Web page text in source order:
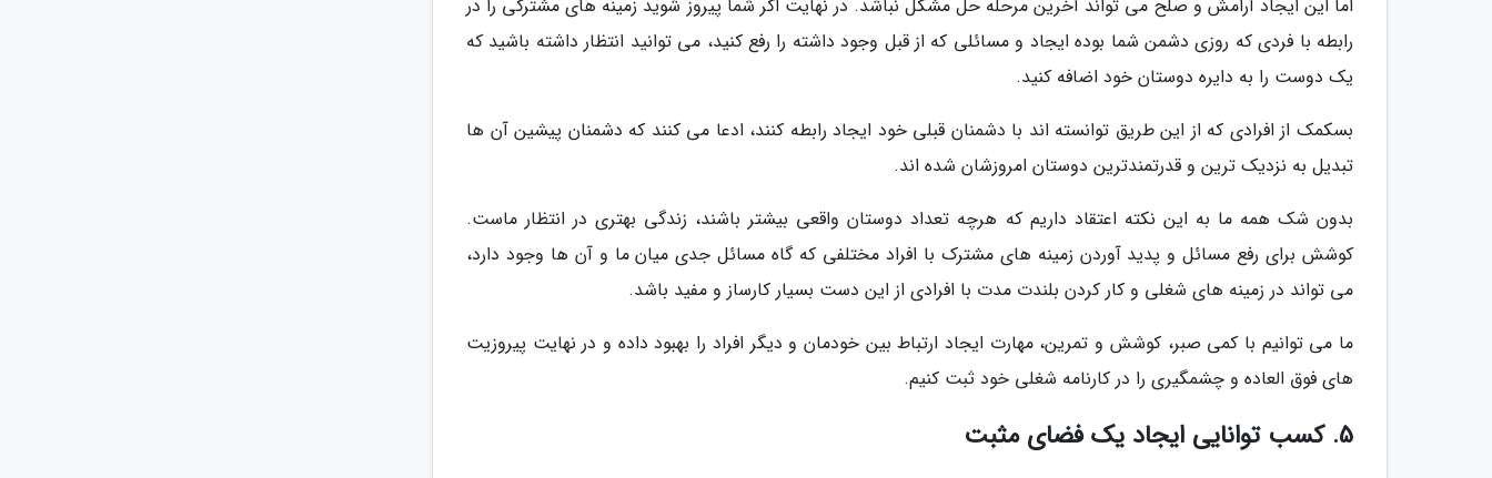
اما این ایجاد آرامش و صلح می تواند آخرین مرحله حل مشکل نباشد. در نهایت اگر شما پیروز شوید زمینه های مشترکی را در
رابطه با فردی که روزی دشمن شما بوده ایجاد و مسائلی که از قبل وجود داشته را رفع کنید، می توانید انتظار داشته باشید که
یک دوست را به دایره دوستان خود اضافه کنید.
بسکمک از افرادی که از این طریق توانسته اند با دشمنان قبلی خود ایجاد رابطه کنند، ادعا می کنند که دشمنان پیشین آن ها
تبدیل به نزدیک ترین و قدرتمندترین دوستان امروزشان شده اند.
بدون شک همه ما به این نکته اعتقاد داریم که هرچه تعداد دوستان واقعی بیشتر باشند، زندگی بهتری در انتظار ماست.
کوشش برای رفع مسائل و پدید آوردن زمینه های مشترک با افراد مختلفی که گاه مسائل جدی میان ما و آن ها وجود دارد،
می تواند در زمینه های شغلی و کار کردن بلندت مدت با افرادی از این دست بسیار کارساز و مفید باشد.
ما می توانیم با کمی صبر، کوشش و تمرین، مهارت ایجاد ارتباط بین خودمان و دیگر افراد را بهبود داده و در نهایت پیروزیت
های فوق العاده و چشمگیری را در کارنامه شغلی خود ثبت کنیم.
5. کسب توانایی ایجاد یک فضای مثبت